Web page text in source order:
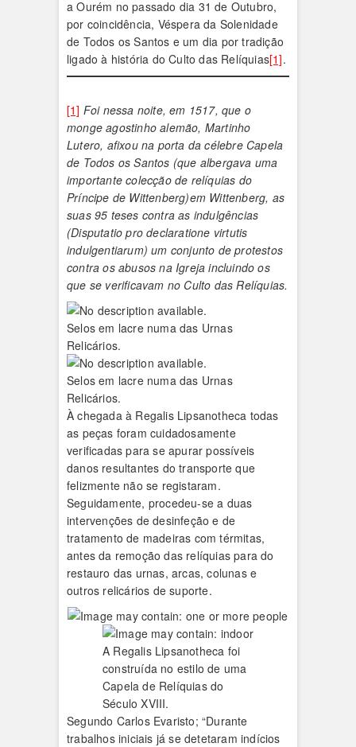
a Ourém no passado dia 31 de Outubro,
por coincidência, Véspera da Solenidade
de Todos os Santos e um dia por tradição
ligado à história do Culto das Relíquias[1].
[1] Foi nessa noite, em 1517, que o
monge agostinho alemão, Martinho
Lutero, afixou na porta da célebre Capela
de Todos os Santos (que albergava uma
importante colecção de relíquias do
Príncipe de Wittenberg)em Wittenberg, as
suas 95 teses contra as indulgências
(Disputatio pro declaratione virtutis
indulgentiarum) um conjunto de protestos
contra os abusos na Igreja incluindo os
que se verificavam no Culto das Relíquias.
Selos em lacre numa das Urnas
Relicários.
Selos em lacre numa das Urnas
Relicários.
À chegada à Regalis Lipsanotheca todas
as peças foram cuidadosamente
verificadas para se apurar possíveis
danos resultantes do transporte que
felizmente não se registaram.
Seguidamente, procedeu-se a duas
intervenções de desinfeção e de
tratamento de madeiras com térmitas,
antes da remoção das relíquias para do
restauro das urnas, arcas, colunas e
outros relicários de suporte.
A Regalis Lipsanotheca foi
construída no estilo de uma
Capela de Relíquias do
Século XVIII.
Segundo Carlos Evaristo; “Durante
trabalhos iniciais já se detetaram indícios